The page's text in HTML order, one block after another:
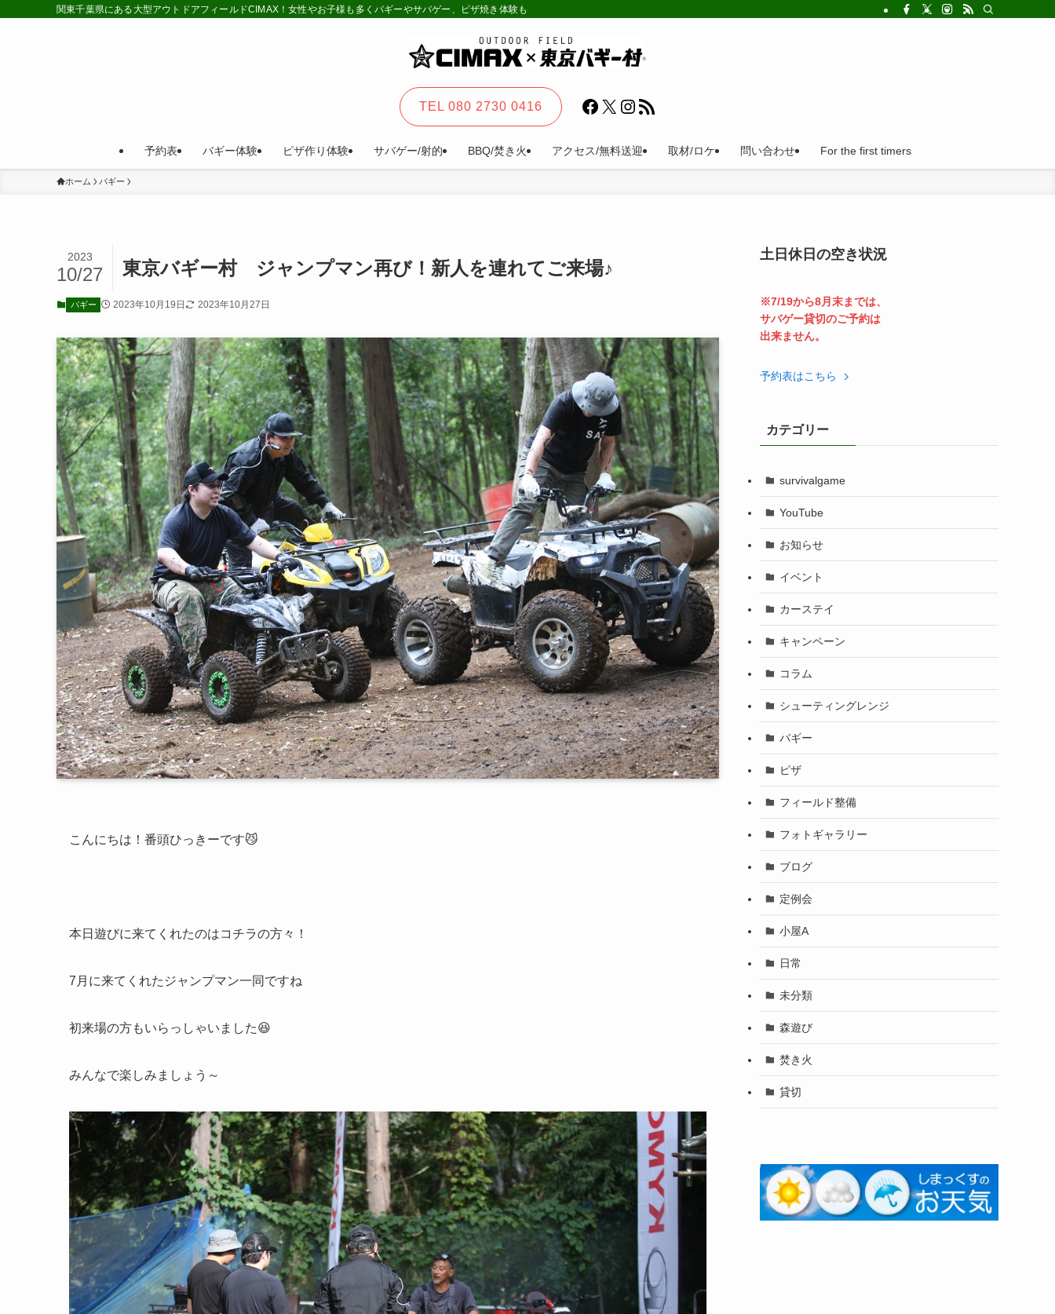
関東千葉県にある大型アウトドアフィールドCIMAX！女性やお子様も多くバギーやサバゲー、ピザ焼き体験も。カーステイ、キャンプ等一日楽しめる!法人の福利厚生利用にとても便利。
予約表 バギー体験 ピザ作り体験 サバゲー/射的 BBQ/焚き火 アクセス/無料送迎 取材/ロケ 問い合わせ For the first timers
TEL 080 2730 0416 Facebook
X Instagram
RSS フィード
ホーム バギー
東京バギー村 ジャンプマン再び！新人を連れてご来場♪
2023
10/27
バギー 2023年10月19日 2023年10月27日
こんにちは！番頭ひっきーです😼
本日遊びに来てくれたのはコチラの方々！
7月に来てくれたジャンプマン一同ですね
初来場の方もいらっしゃいました😆
みんなで楽しみましょう～
土日休日の空き状況
※7/19から8月末までは、
サバゲー貸切のご予約は
出来ません。
予約表はこちら
カテゴリー
survivalgame
YouTube
お知らせ
イベント
カーステイ
キャンペーン
コラム
シューティングレンジ
バギー
ピザ
フィールド整備
フォトギャラリー
ブログ
定例会
小屋A
日常
未分類
森遊び
焚き火
貸切